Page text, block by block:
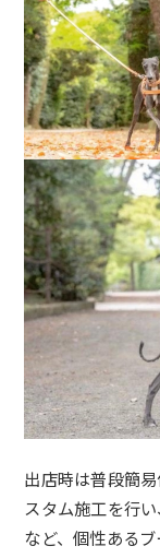
出店時は普段簡
スタム施工を行
など、個性あるブ